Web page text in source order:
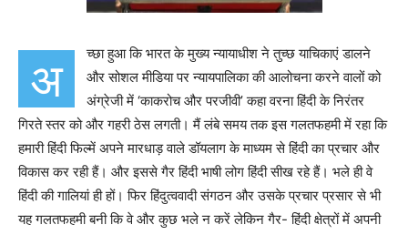
अ
च्छा हुआ कि भारत के मुख्य न्यायाधीश ने तुच्छ याचिकाएं डालने
और सोशल मीडिया पर न्यायपालिका की आलोचना करने वालों को
अंग्रेजी में ‘काकरोच और परजीवी’ कहा वरना हिंदी के निरंतर
गिरते स्तर को और गहरी ठेस लगती। मैं लंबे समय तक इस गलतफहमी में रहा कि
हमारी हिंदी फिल्में अपने मारधाड़ वाले डॉयलाग के माध्यम से हिंदी का प्रचार और
विकास कर रही हैं। और इससे गैर हिंदी भाषी लोग हिंदी सीख रहे हैं। भले ही वे
हिंदी की गालियां ही हों। फिर हिंदुत्ववादी संगठन और उसके प्रचार प्रसार से भी
यह गलतफहमी बनी कि वे और कुछ भले न करें लेकिन गैर- हिंदी क्षेत्रों में अपनी